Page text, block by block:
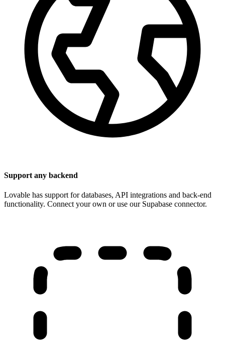
Support any backend
Lovable has support for databases, API integrations and back-end
functionality. Connect your own or use our Supabase connector.